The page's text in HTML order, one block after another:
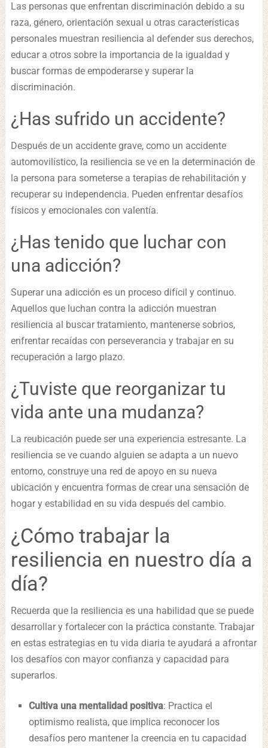
Las personas que enfrentan discriminación debido a su
raza, género, orientación sexual u otras características
personales muestran resiliencia al defender sus derechos,
educar a otros sobre la importancia de la igualdad y
buscar formas de empoderarse y superar la
discriminación.
¿Has sufrido un accidente?
Después de un accidente grave, como un accidente
automovilístico, la resiliencia se ve en la determinación de
la persona para someterse a terapias de rehabilitación y
recuperar su independencia. Pueden enfrentar desafíos
físicos y emocionales con valentía.
¿Has tenido que luchar con
una adicción?
Superar una adicción es un proceso difícil y continuo.
Aquellos que luchan contra la adicción muestran
resiliencia al buscar tratamiento, mantenerse sobrios,
enfrentar recaídas con perseverancia y trabajar en su
recuperación a largo plazo.
¿Tuviste que reorganizar tu
vida ante una mudanza?
La reubicación puede ser una experiencia estresante. La
resiliencia se ve cuando alguien se adapta a un nuevo
entorno, construye una red de apoyo en su nueva
ubicación y encuentra formas de crear una sensación de
hogar y estabilidad en su vida después del cambio.
¿Cómo trabajar la
resiliencia en nuestro día a
día?
Recuerda que la resiliencia es una habilidad que se puede
desarrollar y fortalecer con la práctica constante. Trabajar
en estas estrategias en tu vida diaria te ayudará a afrontar
los desafíos con mayor confianza y capacidad para
superarlos.
Cultiva una mentalidad positiva: Practica el
optimismo realista, que implica reconocer los
desafíos pero mantener la creencia en tu capacidad